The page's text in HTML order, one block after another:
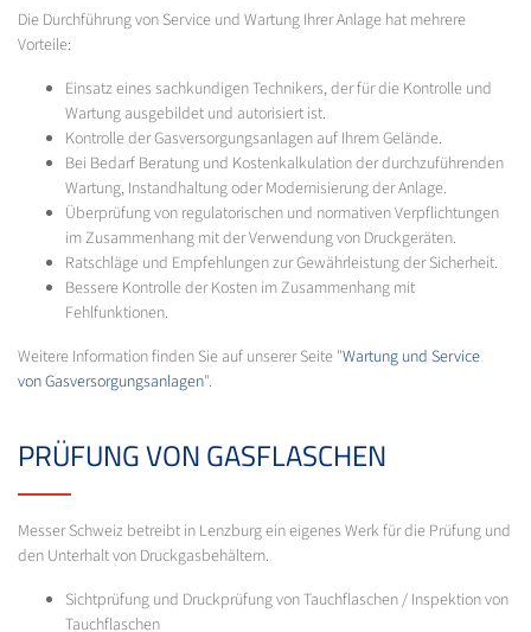
Die Durchführung von Service und Wartung Ihrer Anlage hat mehrere
Vorteile:
Einsatz eines sachkundigen Technikers, der für die Kontrolle und
Wartung ausgebildet und autorisiert ist.
Kontrolle der Gasversorgungsanlagen auf Ihrem Gelände.
Bei Bedarf Beratung und Kostenkalkulation der durchzuführenden
Wartung, Instandhaltung oder Modernisierung der Anlage.
Überprüfung von regulatorischen und normativen Verpflichtungen
im Zusammenhang mit der Verwendung von Druckgeräten.
Ratschläge und Empfehlungen zur Gewährleistung der Sicherheit.
Bessere Kontrolle der Kosten im Zusammenhang mit
Fehlfunktionen.
Weitere Information finden Sie auf unserer Seite "Wartung und Service
von Gasversorgungsanlagen".
PRÜFUNG VON GASFLASCHEN
Messer Schweiz betreibt in Lenzburg ein eigenes Werk für die Prüfung und
den Unterhalt von Druckgasbehältern.
Sichtprüfung und Druckprüfung von Tauchflaschen / Inspektion von
Tauchflaschen